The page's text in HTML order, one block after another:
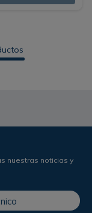
nuestras noticias y